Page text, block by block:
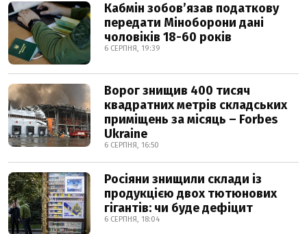
Кабмін зобовʼязав податкову
передати Міноборони дані
чоловіків 18-60 років
6 СЕРПНЯ, 19:39
Ворог знищив 400 тисяч
квадратних метрів складських
приміщень за місяць – Forbes
Ukraine
6 СЕРПНЯ, 16:50
Росіяни знищили склади із
продукцією двох тютюнових
гігантів: чи буде дефіцит
6 СЕРПНЯ, 18:04